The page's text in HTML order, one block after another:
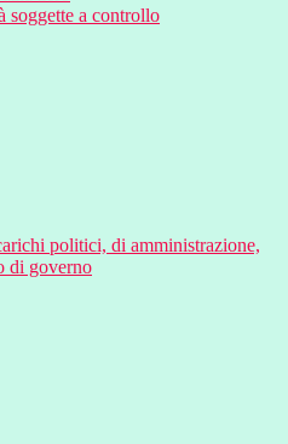
soggette a controllo
politici, di amministrazione,
di governo